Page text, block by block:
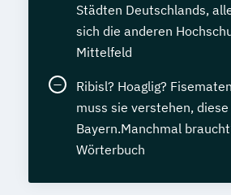
Städten Deutschlands,
sich die anderen
Mittelfeld
Ribisl? Hoaglig?
muss sie verstehen, diese
Bayern.Manchmal
Wörterbuch